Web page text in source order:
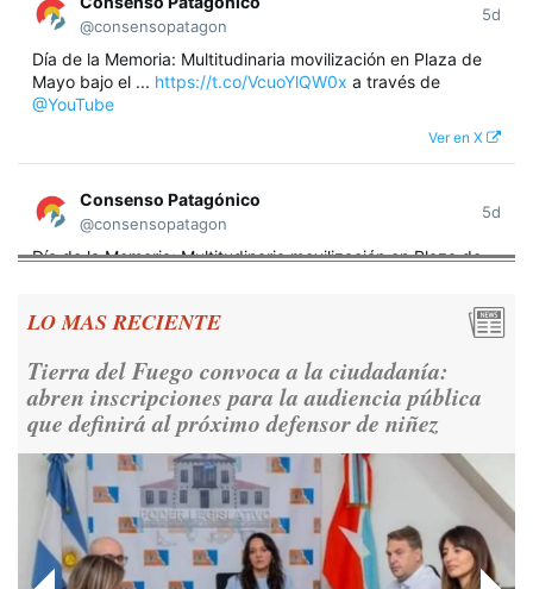
@consensopatagon
5d
Día de la Memoria: Multitudinaria movilización en Plaza de
Mayo bajo el ... https://t.co/VcuoYlQW0x a través de
@YouTube
Ver en X
Consenso Patagónico
@consensopatagon
5d
Día de la Memoria: Multitudinaria movilización en Plaza de
Rosada para reivindicar los derechos humanos y la
Ver en X
Consenso Patagónico
@consensopatagon
5d
RT@caortega64 : 📢 MARCHAMOS 📍Desde la ex ESMA
hasta San José 1111, hacia Plaza de Mayo.
https://t.co/o7PaEbKM36
Ver en X
LO MAS RECIENTE
Tierra del Fuego convoca a la ciudadanía:
abren inscripciones para la audiencia pública
que definirá al próximo defensor de niñez